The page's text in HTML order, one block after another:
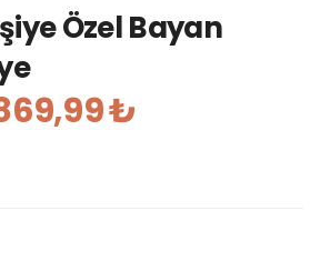
Özel Bayan
₺